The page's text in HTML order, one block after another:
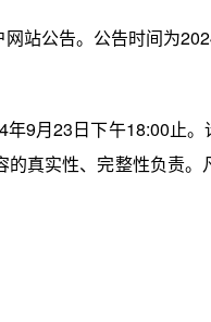
公告。公告时间为
9月23日下午18:00止。
真实性、完整性负责